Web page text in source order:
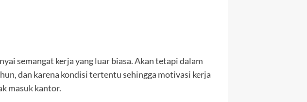
semangat kerja yang luar biasa. Akan tetapi dalam
dan karena kondisi tertentu sehingga motivasi kerja
masuk kantor.